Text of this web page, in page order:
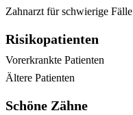
Zahnarzt für schwierige Fälle
Risikopatienten
Vorerkrankte Patienten
Ältere Patienten
Schöne Zähne